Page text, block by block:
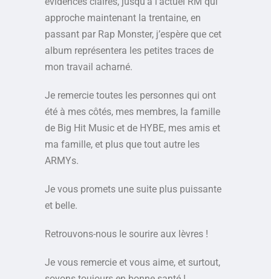
approche maintenant la trentaine, en
passant par Rap Monster, j’espère que cet
album représentera les petites traces de
mon travail acharné.
Je remercie toutes les personnes qui ont
été à mes côtés, mes membres, la famille
de Big Hit Music et de HYBE, mes amis et
ma famille, et plus que tout autre les
ARMYs.
Je vous promets une suite plus puissante
et belle.
Retrouvons-nous le sourire aux lèvres !
Je vous remercie et vous aime, et surtout,